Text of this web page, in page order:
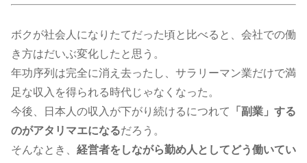
​​ボクが社会人になりたてだった頃と比べると、会社での働
き方はだいぶ変化したと思う。
年功序列は完全に消え去ったし、サラリーマン業だけで満
足な収入を得られる時代じゃなくなった。
今後、日本人の収入が下がり続けるにつれて
「副業」する
のがアタリマエになるだろう。
そんなとき、 経営者をしながら勤め人としてどう働いてい